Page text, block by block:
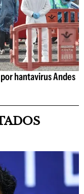
hantavirus Andes